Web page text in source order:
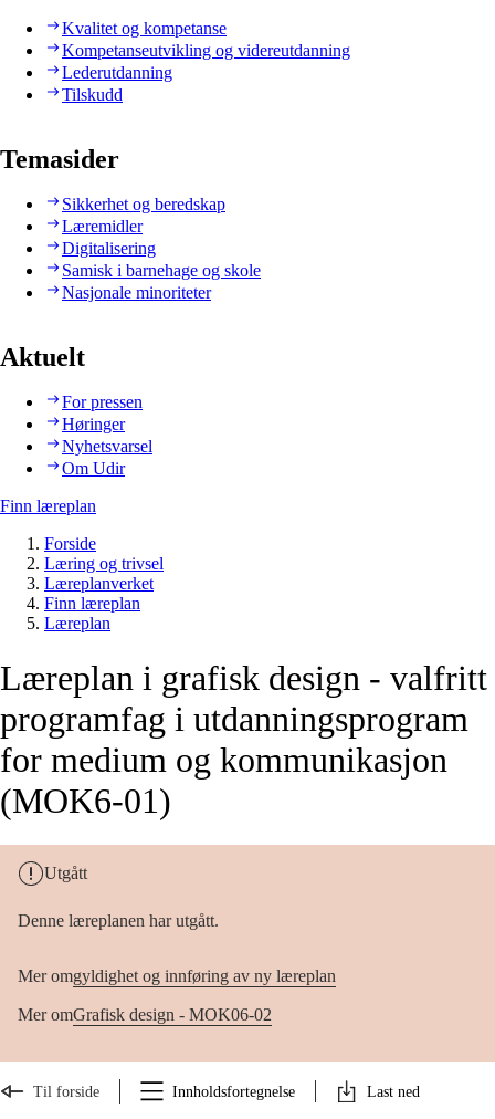
Kvalitet og kompetanse
Kompetanseutvikling og videreutdanning
Lederutdanning
Tilskudd
Temasider
Sikkerhet og beredskap
Læremidler
Digitalisering
Samisk i barnehage og skole
Nasjonale minoriteter
Aktuelt
For pressen
Høringer
Nyhetsvarsel
Om Udir
Finn læreplan
Forside
Læring og trivsel
Læreplanverket
Finn læreplan
Læreplan
Læreplan i grafisk design - valfritt
programfag i utdanningsprogram
for medium og kommunikasjon
(MOK6-01)
Utgått
Denne læreplanen har utgått.
Mer omgyldighet og innføring av ny læreplan
Mer omGrafisk design - MOK06-02
Til forside Innholdsfortegnelse Last ned